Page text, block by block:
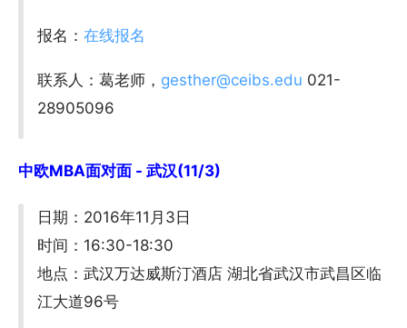
报名：在线报名
联系人：葛老师， gesther@ceibs.edu 021-
28905096
中欧MBA面对面 - 武汉(11/3)
日期：2016年11月3日
时间：16:30-18:30
地点：武汉万达威斯汀酒店 湖北省武汉市武昌区临
江大道96号